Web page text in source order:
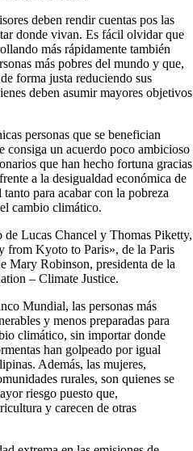
deben rendir cuentas pos las
donde vivan. Es fácil olvidar que
más rápidamente también
más pobres del mundo y que,
forma justa reduciendo sus
deben asumir mayores objetivos
personas que se benefician
consiga un acuerdo poco ambicioso
que han hecho fortuna gracias
a la desigualdad económica de
para acabar con la pobreza
cambio climático.
Lucas Chancel y Thomas Piketty,
from Kyoto to Paris», de la Paris
Mary Robinson, presidenta de la
– Climate Justice.
Mundial, las personas más
y menos preparadas para
climático, sin importar donde
han golpeado por igual
Además, las mujeres,
rurales, son quienes se
riesgo puesto que,
y carecen de otras